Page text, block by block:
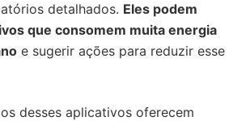
detalhados. Eles podem
que consomem muita energia
e sugerir ações para reduzir esse
desses aplicativos oferecem